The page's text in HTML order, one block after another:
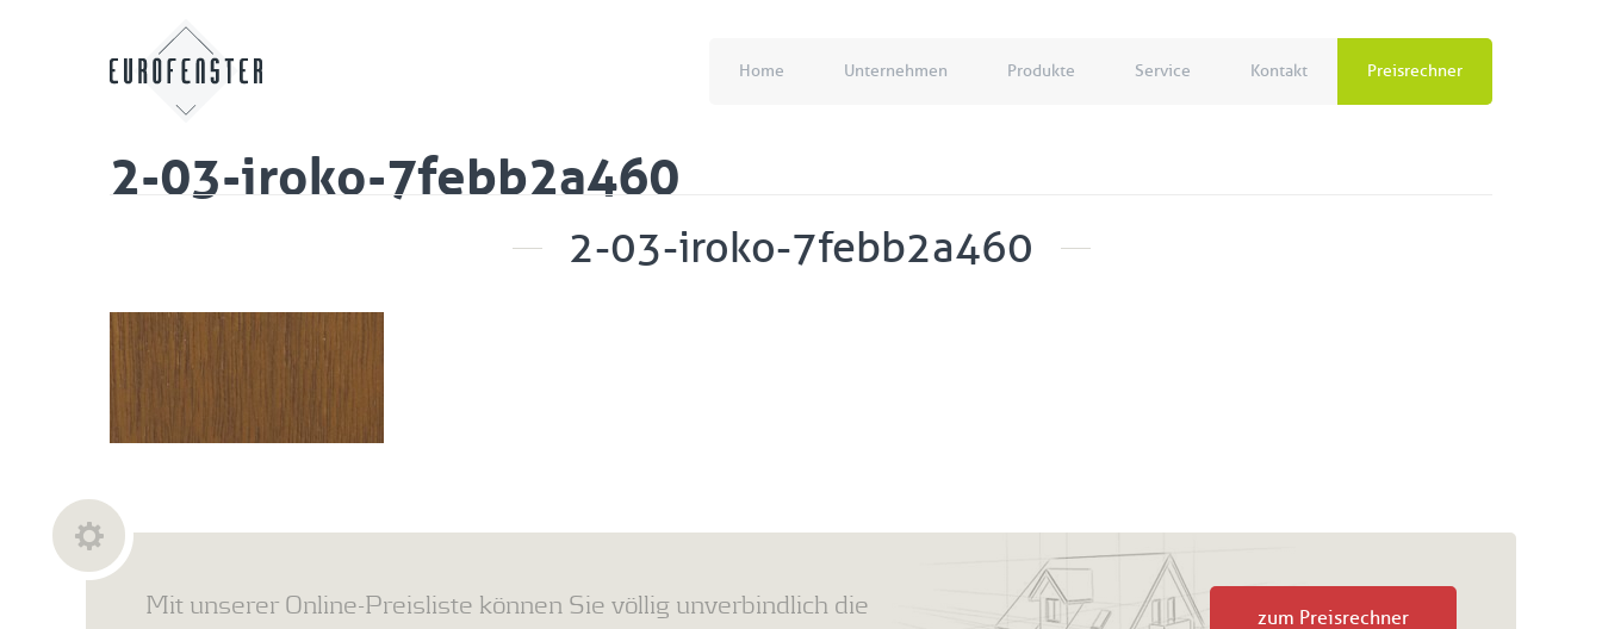
Home Unternehmen Produkte Service Kontakt Preisrechner
2-03-iroko-7febb2a460
2-03-iroko-7febb2a460
Mit unserer Online-Preisliste können Sie völlig unverbindlich die
zum Preisrechner